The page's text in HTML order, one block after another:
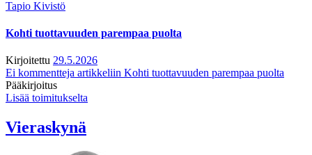
Tapio Kivistö
Kohti tuottavuuden parempaa puolta
Kirjoitettu 29.5.2026
Ei kommentteja artikkeliin Kohti tuottavuuden parempaa puolta
Pääkirjoitus
Lisää toimitukselta
Vieraskynä